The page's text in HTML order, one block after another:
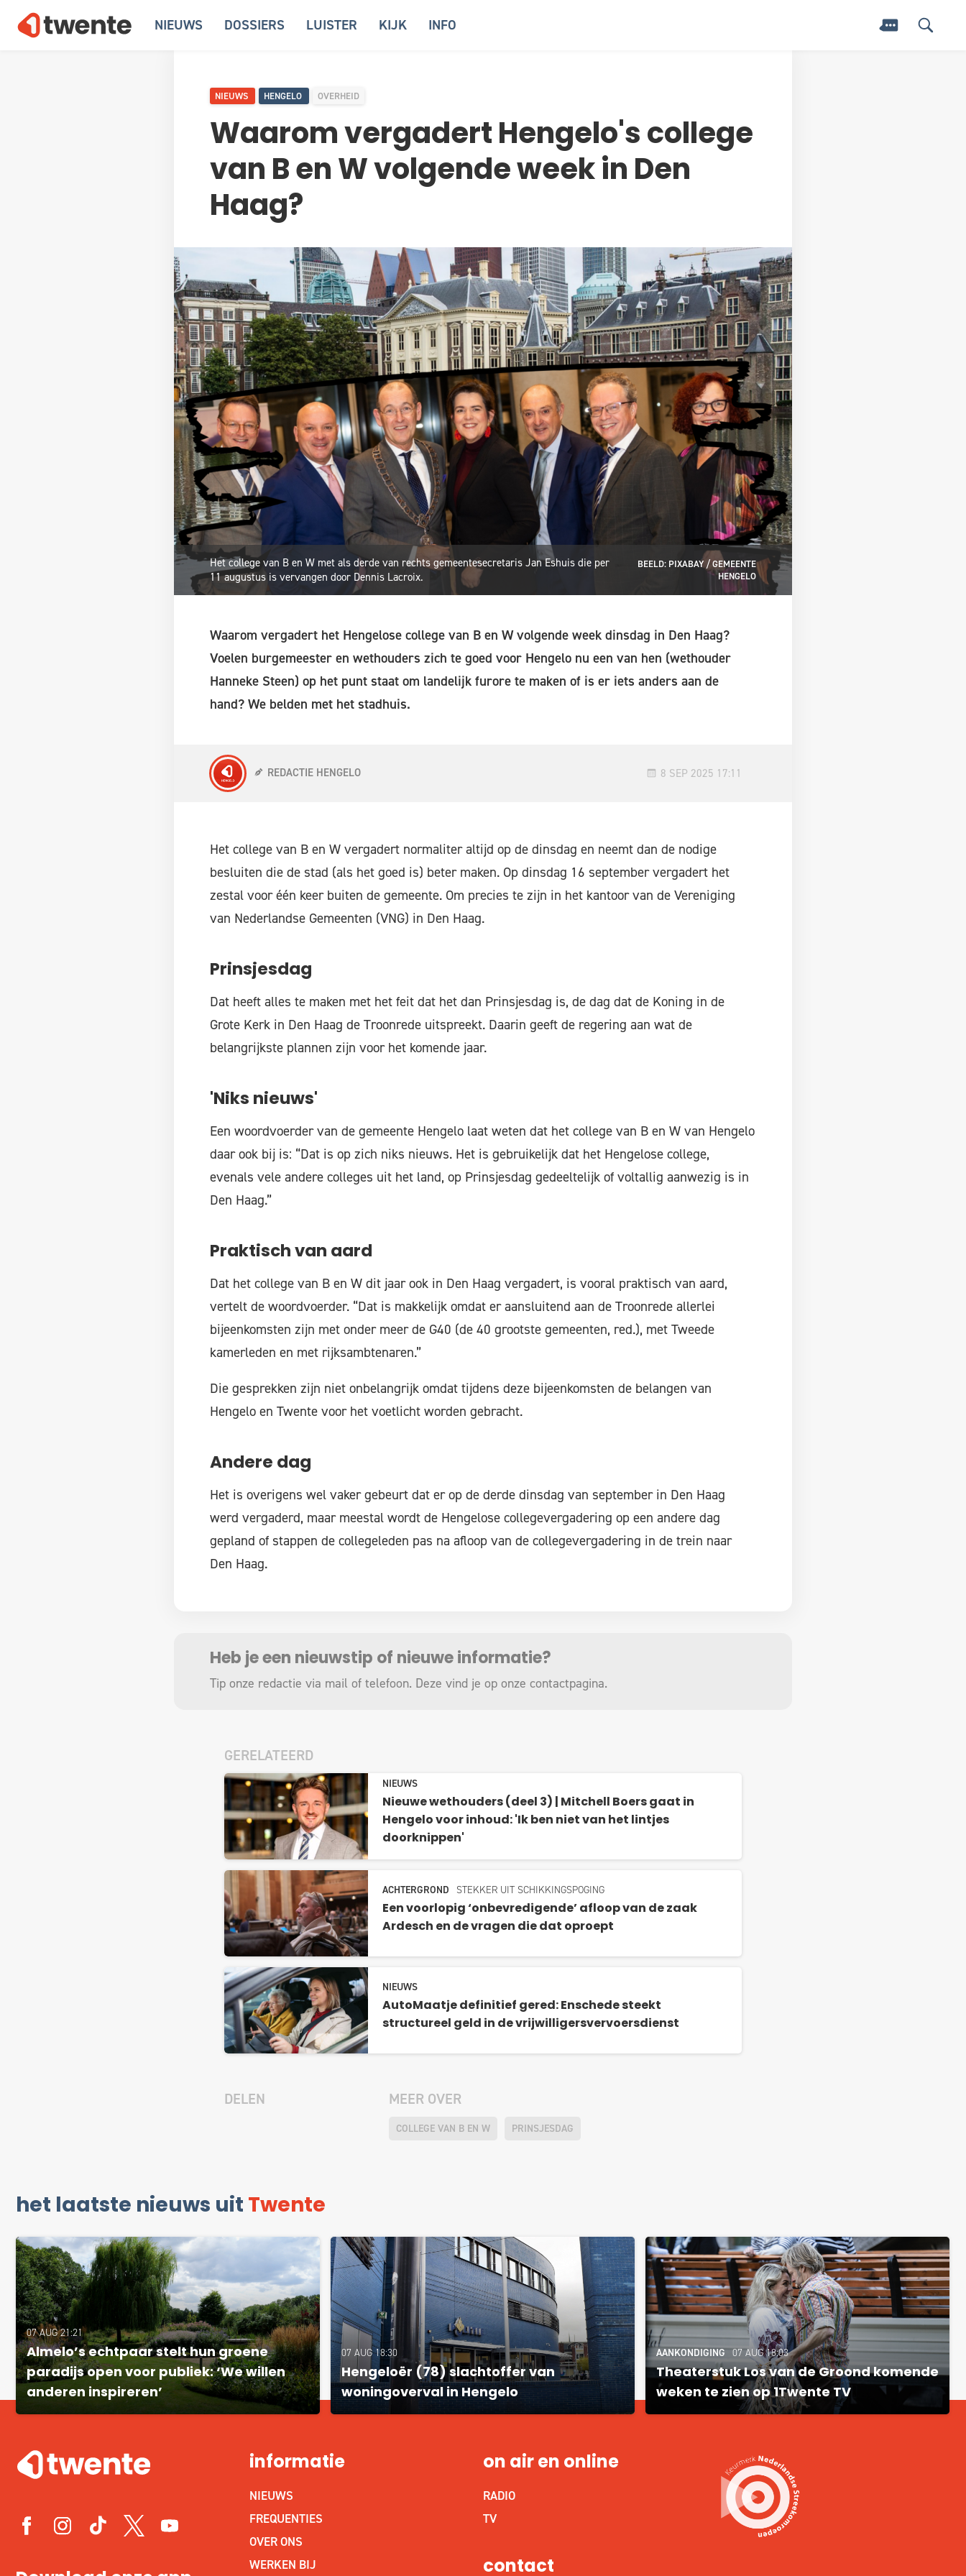
NIEUWS DOSSIERS LUISTER KIJK INFO
NIEUWS HENGELO OVERHEID
Waarom vergadert Hengelo's college
van B en W volgende week in Den
Haag?
Het college van B en W met als derde van rechts gemeentesecretaris Jan Eshuis die per
11 augustus is vervangen door Dennis Lacroix.
BEELD: PIXABAY / GEMEENTE
HENGELO
Waarom vergadert het Hengelose college van B en W volgende week dinsdag in Den Haag?
Voelen burgemeester en wethouders zich te goed voor Hengelo nu een van hen (wethouder
Hanneke Steen) op het punt staat om landelijk furore te maken of is er iets anders aan de
hand? We belden met het stadhuis.
REDACTIE HENGELO 8 SEP 2025 17:11
Het college van B en W vergadert normaliter altijd op de dinsdag en neemt dan de nodige
besluiten die de stad (als het goed is) beter maken. Op dinsdag 16 september vergadert het
zestal voor één keer buiten de gemeente. Om precies te zijn in het kantoor van de Vereniging
van Nederlandse Gemeenten (VNG) in Den Haag.
Prinsjesdag
Dat heeft alles te maken met het feit dat het dan Prinsjesdag is, de dag dat de Koning in de
Grote Kerk in Den Haag de Troonrede uitspreekt. Daarin geeft de regering aan wat de
belangrijkste plannen zijn voor het komende jaar.
'Niks nieuws'
Een woordvoerder van de gemeente Hengelo laat weten dat het college van B en W van Hengelo
daar ook bij is: “Dat is op zich niks nieuws. Het is gebruikelijk dat het Hengelose college,
evenals vele andere colleges uit het land, op Prinsjesdag gedeeltelijk of voltallig aanwezig is in
Den Haag.”
Praktisch van aard
Dat het college van B en W dit jaar ook in Den Haag vergadert, is vooral praktisch van aard,
vertelt de woordvoerder. “Dat is makkelijk omdat er aansluitend aan de Troonrede allerlei
bijeenkomsten zijn met onder meer de G40 (de 40 grootste gemeenten, red.), met Tweede
kamerleden en met rijksambtenaren.”
Die gesprekken zijn niet onbelangrijk omdat tijdens deze bijeenkomsten de belangen van
Hengelo en Twente voor het voetlicht worden gebracht.
Andere dag
Het is overigens wel vaker gebeurt dat er op de derde dinsdag van september in Den Haag
werd vergaderd, maar meestal wordt de Hengelose collegevergadering op een andere dag
gepland of stappen de collegeleden pas na afloop van de collegevergadering in de trein naar
Den Haag.
Heb je een nieuwstip of nieuwe informatie?
Tip onze redactie via mail of telefoon. Deze vind je op onze contactpagina.
GERELATEERD
NIEUWS
Nieuwe wethouders (deel 3) | Mitchell Boers gaat in
Hengelo voor inhoud: 'Ik ben niet van het lintjes
doorknippen'
ACHTERGROND STEKKER UIT SCHIKKINGSPOGING
Een voorlopig ‘onbevredigende’ afloop van de zaak
Ardesch en de vragen die dat oproept
NIEUWS
AutoMaatje definitief gered: Enschede steekt
structureel geld in de vrijwilligersvervoersdienst
DELEN MEER OVER
COLLEGE VAN B EN W PRINSJESDAG
het laatste nieuws uit Twente
07 AUG 21:21
Almelo’s echtpaar stelt hun groene
paradijs open voor publiek: ‘We willen
anderen inspireren’
07 AUG 18:30
Hengeloër (78) slachtoffer van
woningoverval in Hengelo
AANKONDIGING 07 AUG 18:03
Theaterstuk Los van de Groond komende
weken te zien op 1Twente TV
informatie
NIEUWS
FREQUENTIES
OVER ONS
WERKEN BIJ
on air en online
RADIO
TV
contact